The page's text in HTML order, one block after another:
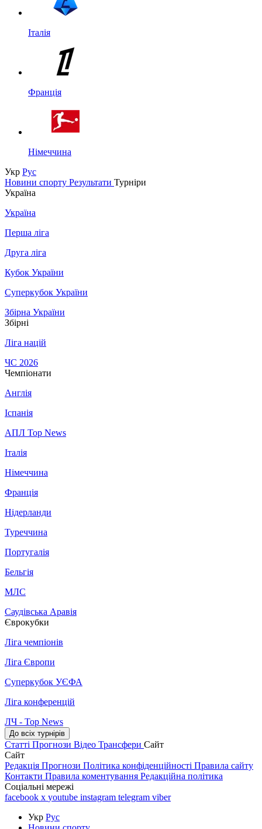
Італія
Франція
Німеччина
Укр Рус
Новини спорту Результати Турніри
Україна
Україна
Перша ліга
Друга ліга
Кубок України
Суперкубок України
Збірна України
Збірні
Ліга націй
ЧС 2026
Чемпіонати
Англія
Іспанія
АПЛ Top News
Італія
Німеччина
Франція
Нідерланди
Туреччина
Португалія
Бельгія
МЛС
Саудівська Аравія
Єврокубки
Ліга чемпіонів
Ліга Європи
Суперкубок УЄФА
Ліга конференцій
ЛЧ - Top News
До всіх турнірів
Статті Прогнози Відео Трансфери Сайт
Сайт
Редакція Прогнози Політика конфіденційності Правила сайту
Контакти Правила коментування Редакційна політика
Соціальні мережі
facebook x youtube instagram telegram viber
Укр Рус